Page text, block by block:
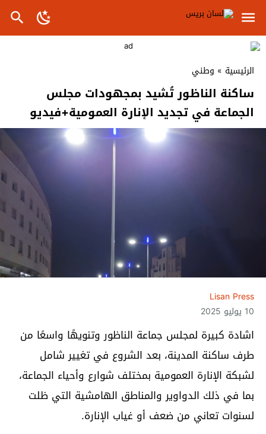
الرئيسية » وطني
ساكنة الناظور تُشيد بمجهودات مجلس
الجماعة في تجديد الإنارة العمومية+فيديو
Lisan Press
10 يوليو 2025
اشادة كبيرة لمجلس جماعة الناظور وتنويهًا واسعًا من
طرف ساكنة المدينة، بعد الشروع في تغيير شامل
لشبكة الإنارة العمومية بمختلف شوارع وأحياء الجماعة،
بما في ذلك الدواوير والمناطق الهامشية التي ظلت
لسنوات تعاني من ضعف أو غياب الإنارة.